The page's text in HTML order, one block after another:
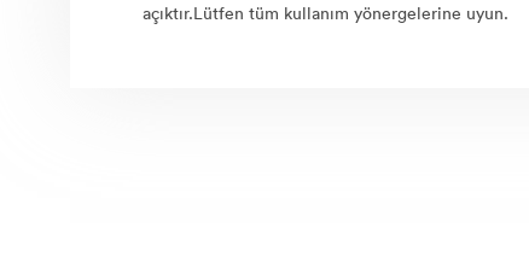
açıktır.Lütfen tüm kullanım yönergelerine uyun.